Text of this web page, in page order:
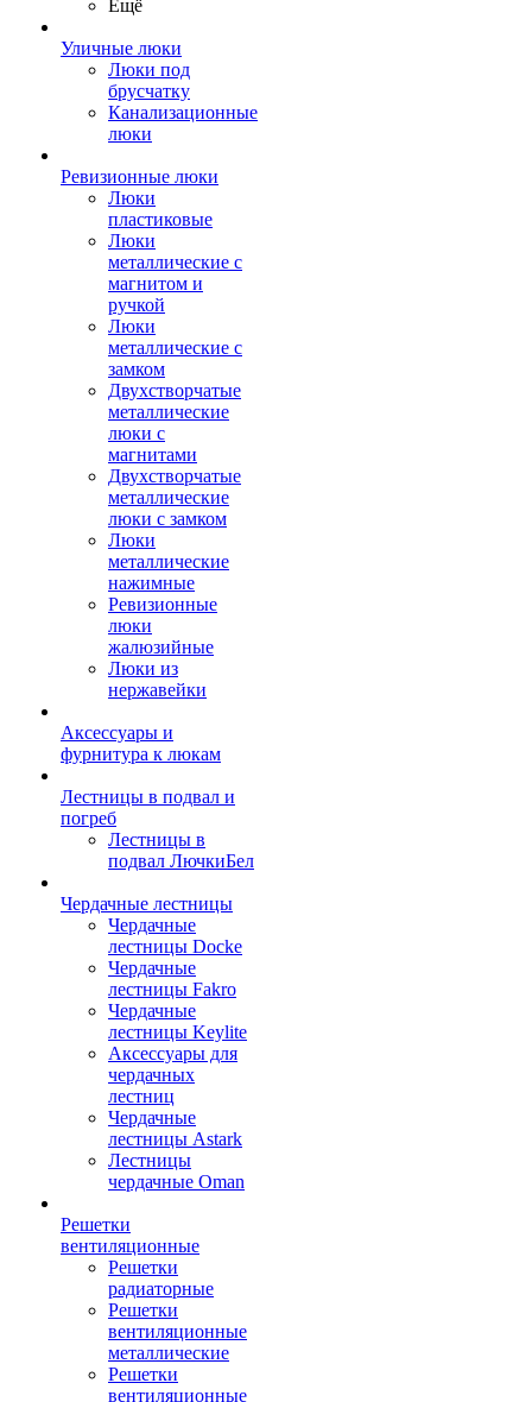
Ещё
Уличные люки
Люки под
брусчатку
Канализационные
люки
Ревизионные люки
Люки
пластиковые
Люки
металлические с
магнитом и
ручкой
Люки
металлические с
замком
Двухстворчатые
металлические
люки с
магнитами
Двухстворчатые
металлические
люки с замком
Люки
металлические
нажимные
Ревизионные
люки
жалюзийные
Люки из
нержавейки
Аксессуары и
фурнитура к люкам
Лестницы в подвал и
погреб
Лестницы в
подвал ЛючкиБел
Чердачные лестницы
Чердачные
лестницы Docke
Чердачные
лестницы Fakro
Чердачные
лестницы Keylite
Аксессуары для
чердачных
лестниц
Чердачные
лестницы Astark
Лестницы
чердачные Oman
Решетки
вентиляционные
Решетки
радиаторные
Решетки
вентиляционные
металлические
Решетки
вентиляционные